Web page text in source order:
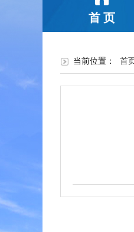
首 页
当前位置： 首